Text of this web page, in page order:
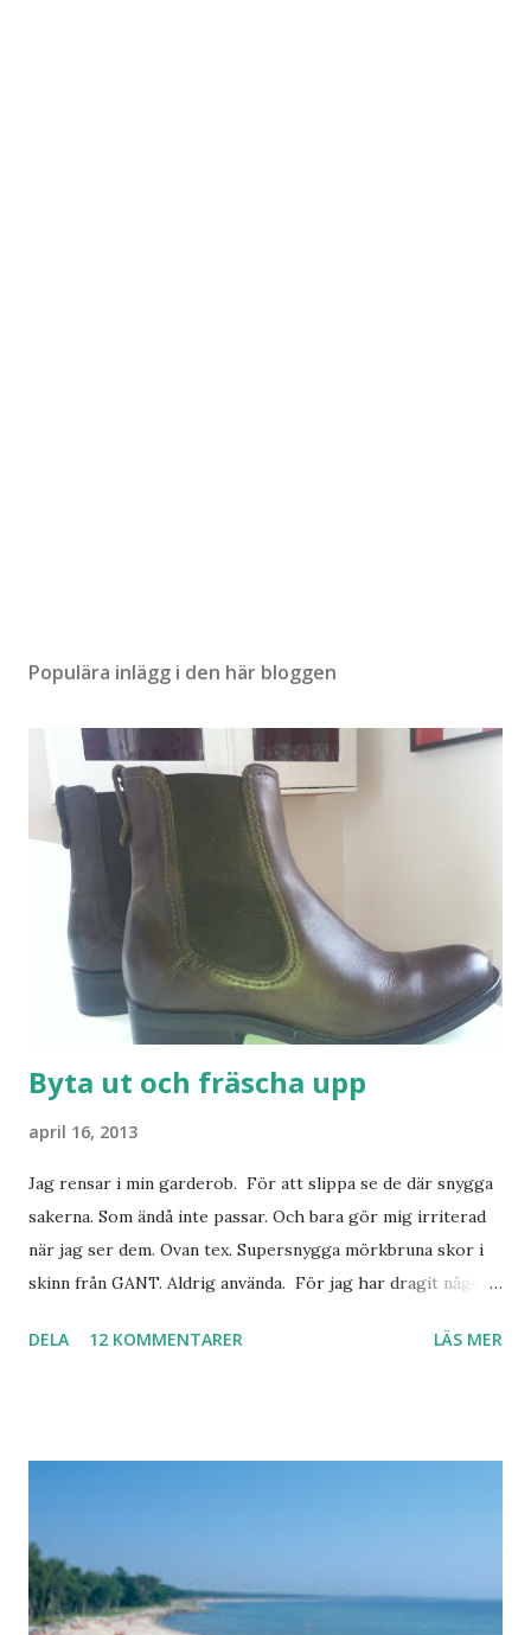
Populära inlägg i den här bloggen
Byta ut och fräscha upp
april 16, 2013
Jag rensar i min garderob. För att slippa se de där snygga
sakerna. Som ändå inte passar. Och bara gör mig irriterad
när jag ser dem. Ovan tex. Supersnygga mörkbruna skor i
skinn från GANT. Aldrig använda. För jag har dragit någon
sköna. Stilrena. Snygga. Jag har sorterat ut klänningar som
Rester med några tjejkompisar. Ska bli underbart. Men det
behöver jag nog inte säga.
DELA 12 KOMMENTARER LÄS MER